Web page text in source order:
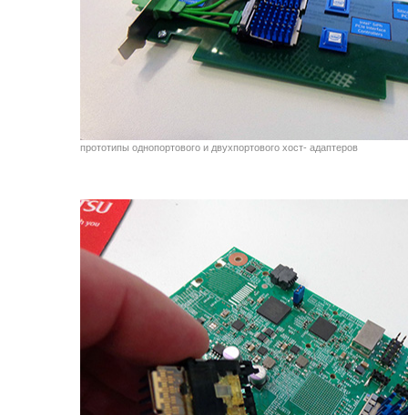
прототипы однопортового и двухпортового хост- адаптеров